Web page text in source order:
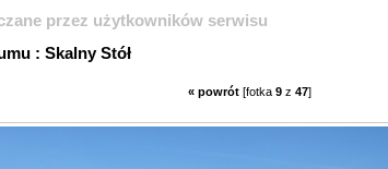
przez użytkowników serwisu
: Skalny Stół
« powrót [fotka 9 z 47]